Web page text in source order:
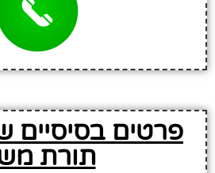
פרטים בסיסיים
תורת